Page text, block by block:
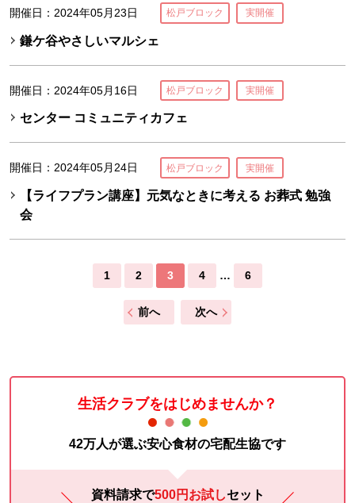
開催日：2024年05月23日 松戸ブロック 実開催
鎌ケ谷やさしいマルシェ
開催日：2024年05月16日 松戸ブロック 実開催
センター コミュニティカフェ
開催日：2024年05月24日 松戸ブロック 実開催
【ライフプラン講座】元気なときに考える お葬式 勉強
会
1 2 3 4 … 6
前へ 次へ
生活クラブをはじめませんか？
42万人が選ぶ安心食材の宅配生協です
資料請求で500円お試しセット